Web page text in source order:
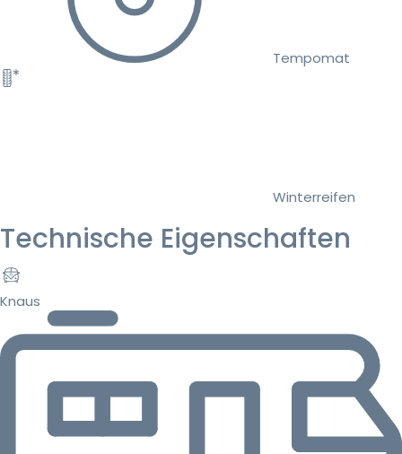
Tempomat
Winterreifen
Technische Eigenschaften
Knaus